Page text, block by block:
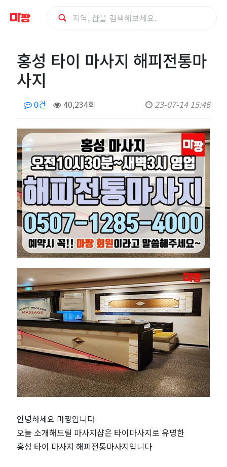
홍
성
이
마
사
지
해
피
전
통
마
사
지
｜
근
처
홍성 타이 마사지 해피전통마
사지
0건 40,234회 23-07-14 15:46
안녕하세요 마짱입니다
오늘 소개해드릴 마사지샵은 타이마사지로 유명한
홍성 타이 마사지 해피전통마사지입니다